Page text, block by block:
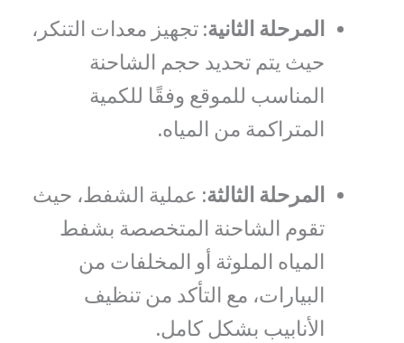
المرحلة الثانية: تجهيز معدات التنكر،
حيث يتم تحديد حجم الشاحنة
المناسب للموقع وفقًا للكمية
المتراكمة من المياه.
المرحلة الثالثة: عملية الشفط، حيث
تقوم الشاحنة المتخصصة بشفط
المياه الملوثة أو المخلفات من
البيارات، مع التأكد من تنظيف
الأنابيب بشكل كامل.